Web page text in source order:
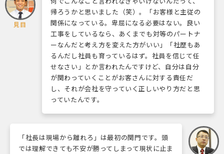
見目
帰ろうかと思いました（笑）。「お客様と主従の
関係になっている。卑屈になる必要はない。良い
工事をしているなら、あくまでも対等のパートナ
ーなんだと考え方を変えた方がいい」「社歴もあ
るんだし社員も育っているはず。社員を信じて任
せなさい」とか言われたんですけど、自分は自分
が関わっていくことがお客さんに対する責任だ
し、それが会社を守っていく正しいやり方だと思
っていたんです。
「社長は現場から離れろ」は最初の関門です。頭
では理解できても不安が勝ってしまって現状に止ま